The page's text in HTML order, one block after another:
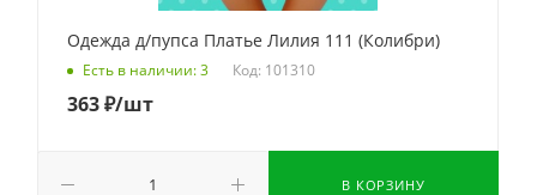
Одежда д/пупса Платье Лилия 111 (Колибри)
Есть в наличии: 3 Код: 101310
363₽/шт
В КОРЗИНУ